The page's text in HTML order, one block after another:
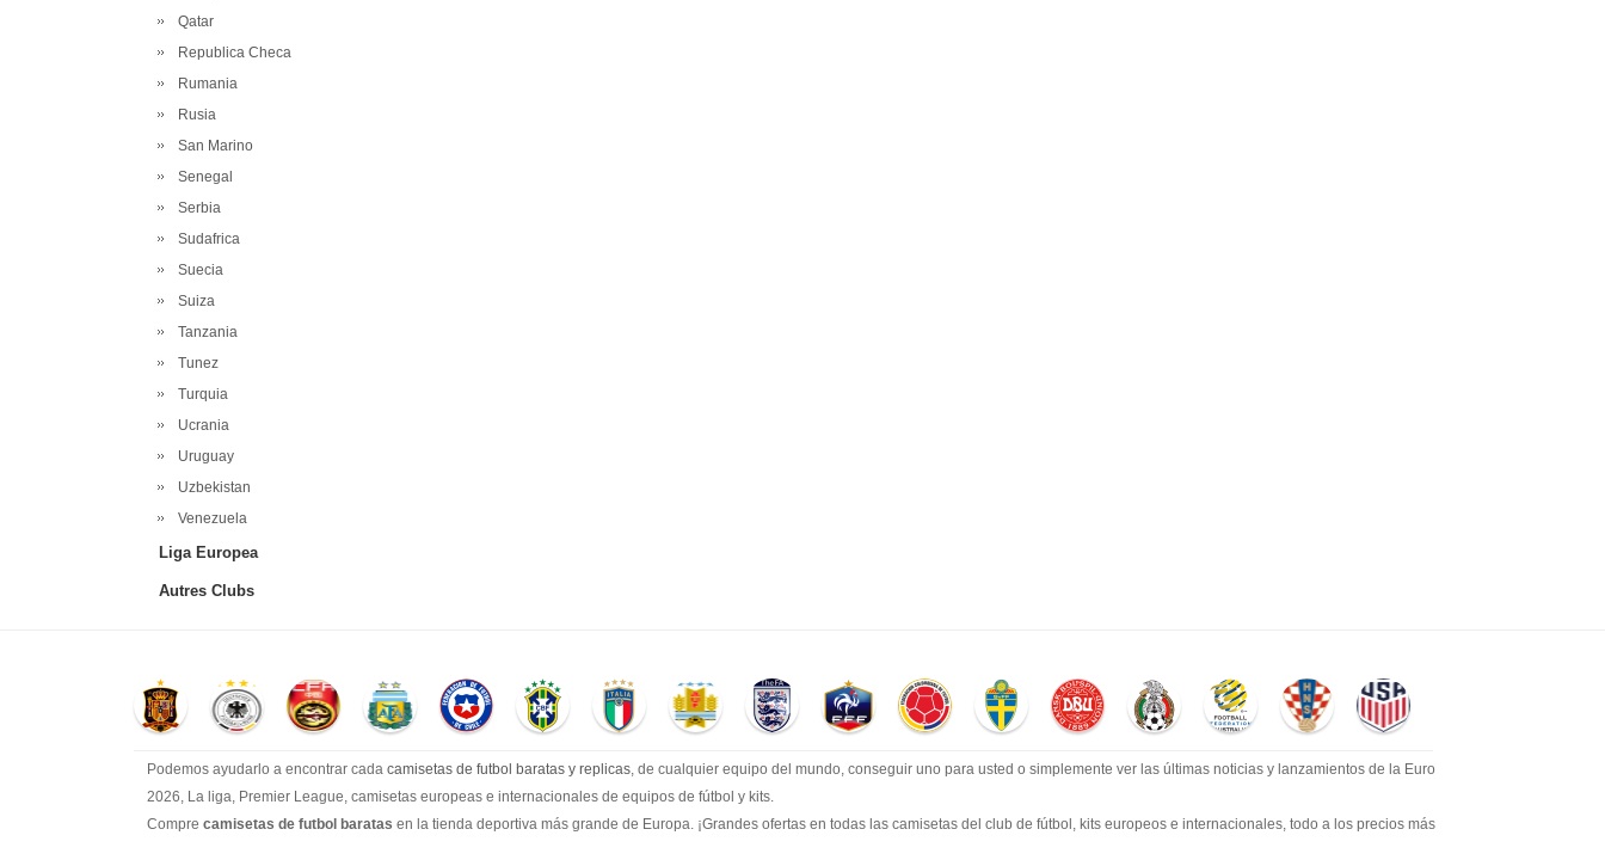
Qatar
Republica Checa
Rumania
Rusia
San Marino
Senegal
Serbia
Sudafrica
Suecia
Suiza
Tanzania
Tunez
Turquia
Ucrania
Uruguay
Uzbekistan
Venezuela
Liga Europea
Autres Clubs
Podemos ayudarlo a encontrar cada camisetas de futbol baratas y replicas, de cualquier equipo del mundo, conseguir uno para usted o simplemente ver las últimas noticias y lanzamientos de la Euro
2026, La liga, Premier League, camisetas europeas e internacionales de equipos de fútbol y kits.
Compre camisetas de futbol baratas en la tienda deportiva más grande de Europa. ¡Grandes ofertas en todas las camisetas del club de fútbol, ​​kits europeos e internacionales, todo a los precios más